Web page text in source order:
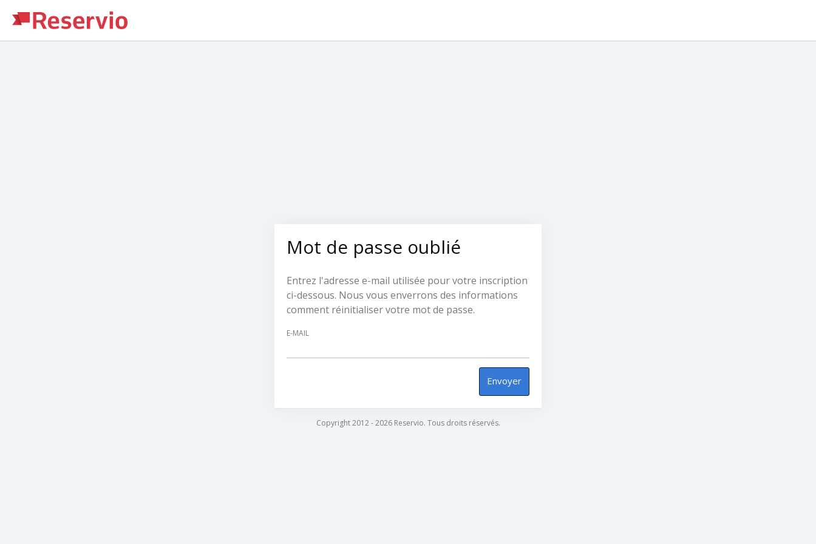
Mot de passe oublié
Entrez l'adresse e-mail utilisée pour votre inscription
ci-dessous. Nous vous enverrons des informations
comment réinitialiser votre mot de passe.
E-MAIL
Envoyer
Copyright 2012 - 2026 Reservio. Tous droits réservés.